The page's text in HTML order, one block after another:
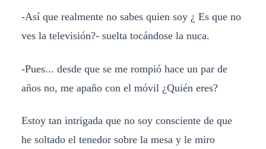
-Así que realmente no sabes quien soy ¿ Es que no
ves la televisión?- suelta tocándose la nuca.
-Pues... desde que se me rompió hace un par de
años no, me apaño con el móvil ¿Quién eres?
Estoy tan intrigada que no soy consciente de que
he soltado el tenedor sobre la mesa y le miro